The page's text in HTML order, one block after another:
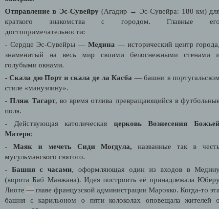
Отправление в Эс-Сувейру (Агадир → Эс-Сувейра: 180 км)
краткого знакомства с городом. Главные
достопримечательности:
- Сердце Эс-Сувейры — Медина — исторический центр
знаменитый на весь мир своими белоснежными стенами
голубыми окнами.
-Скала дю Порт и скала де ла Касба — башни в
стиле «мануэлину».
-Пляж Тагарт, во время отлива превращающийся в
поля.
- Действующая католическая церковь Вознесения
Матери;
- Маяк и мечеть Сиди Могдула, названные так в
мусульманского святого.
- Башня с часами, оформляющая один из входов в
(ворота Баб Манжана). Идея построить её принадлежала
Лиоте — главе французской администрации Марокко. Когда-то
башня с карильоном о пяти колоколах оповещала жителей